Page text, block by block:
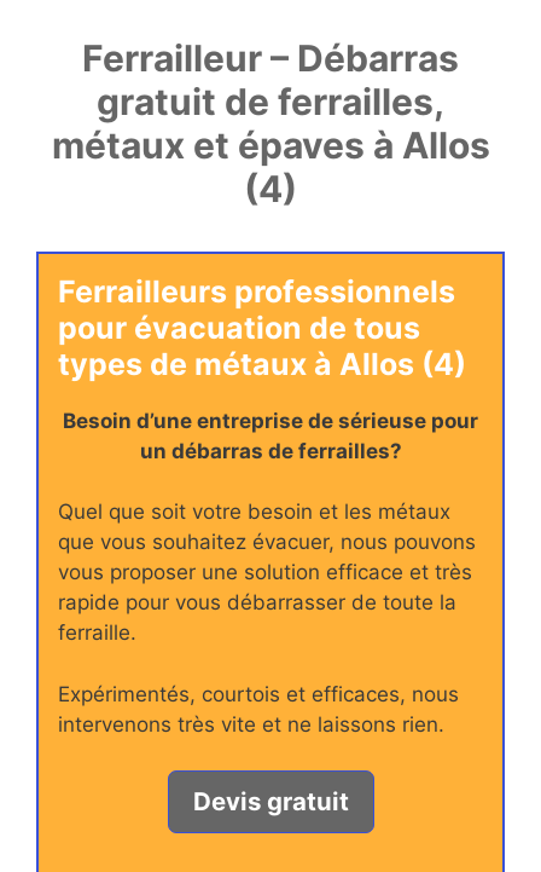
Ferrailleur – Débarras
gratuit de ferrailles,
métaux et épaves à Allos
(4)
Ferrailleurs professionnels
pour évacuation de tous
types de métaux à Allos (4)
Besoin d’une entreprise de sérieuse pour
un débarras de ferrailles?
Quel que soit votre besoin et les métaux
que vous souhaitez évacuer, nous pouvons
vous proposer une solution efficace et très
rapide pour vous débarrasser de toute la
ferraille.
Expérimentés, courtois et efficaces, nous
intervenons très vite et ne laissons rien.
Devis gratuit